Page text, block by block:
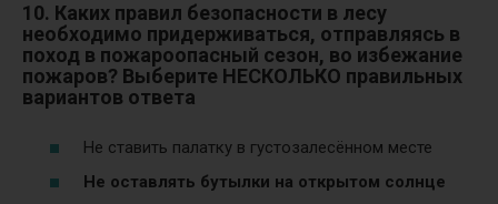
10. Каких правил безопасности в лесу
необходимо придерживаться, отправляясь в
поход в пожароопасный сезон, во избежание
пожаров? Выберите НЕСКОЛЬКО правильных
вариантов ответа
Не ставить палатку в густозалесённом месте
Не оставлять бутылки на открытом солнце